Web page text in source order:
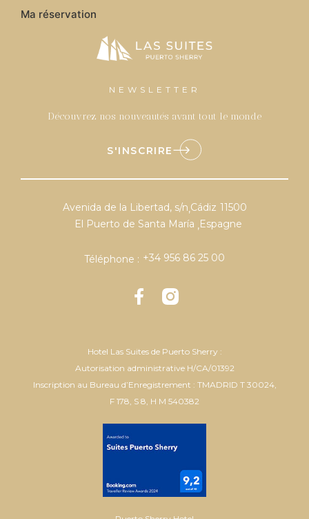
Ma réservation
NEWSLETTER
Découvrez nos nouveautés avant tout le monde
S'INSCRIRE
Avenida de la Libertad, s/n,Cádiz 11500
El Puerto de Santa María ,Espagne
Téléphone : +34 956 86 25 00
Hotel Las Suites de Puerto Sherry :
Autorisation administrative H/CA/01392
Inscription au Bureau d’Enregistrement : TMADRID T 30024,
F 178, S 8, H M 540382